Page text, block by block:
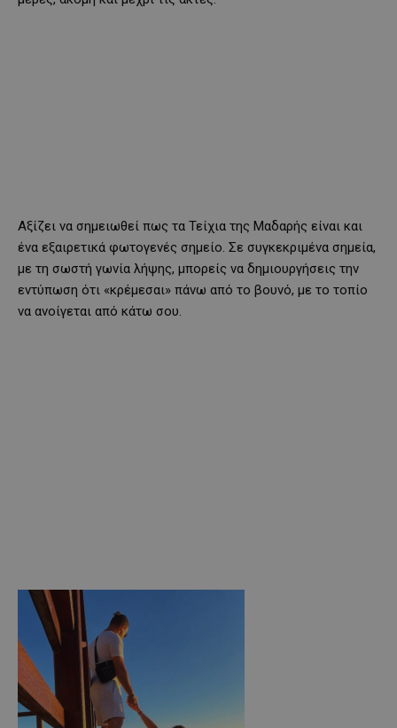
Αξίζει να σημειωθεί πως τα Τείχια της Μαδαρής είναι και
ένα εξαιρετικά φωτογενές σημείο. Σε συγκεκριμένα σημεία,
με τη σωστή γωνία λήψης, μπορείς να δημιουργήσεις την
εντύπωση ότι «κρέμεσαι» πάνω από το βουνό, με το τοπίο
να ανοίγεται από κάτω σου.